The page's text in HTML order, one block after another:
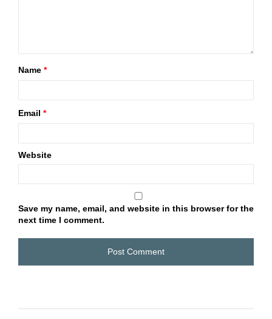
Name *
Email *
Website
Save my name, email, and website in this browser for the
next time I comment.